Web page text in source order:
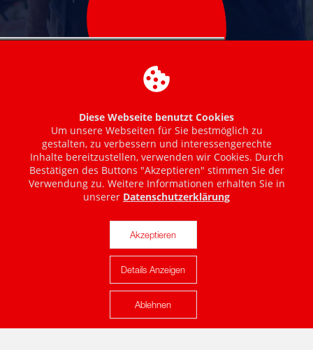
Karte anzeigen
Diese Webseite benutzt Cookies
Um unsere Webseiten für Sie bestmöglich zu
gestalten, zu verbessern und interessengerechte
Inhalte bereitzustellen, verwenden wir Cookies. Durch
Bestätigen des Buttons "Akzeptieren" stimmen Sie der
Verwendung zu. Weitere Informationen erhalten Sie in
unserer Datenschutzerklärung
Akzeptieren
Details Anzeigen
Ablehnen